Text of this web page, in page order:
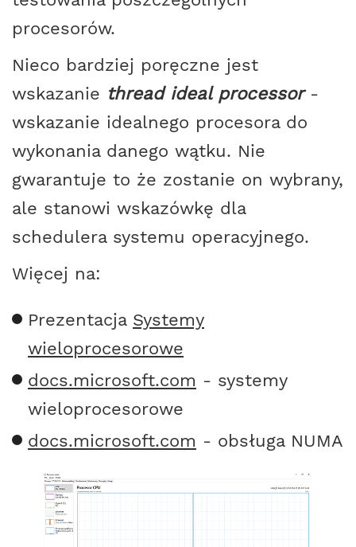
procesorów.
Nieco bardziej poręczne jest
wskazanie thread ideal processor-
wskazanie idealnego procesora do
wykonania danego wątku. Nie
gwarantuje to że zostanie on wybrany,
ale stanowi wskazówkę dla
schedulera systemu operacyjnego.
Więcej na:
Prezentacja Systemy
wieloprocesorowe
docs.microsoft.com - systemy
wieloprocesorowe
docs.microsoft.com - obsługa NUMA